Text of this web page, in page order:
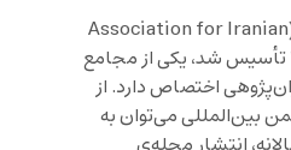
«انجمن مطالعات ایرانی» (Association for Iranian
Studies) که در سال ۱۹۶۷ تأسیس شد، یکی از مجامع
اختصاص دارد. از
بین‌المللی می‌توان به